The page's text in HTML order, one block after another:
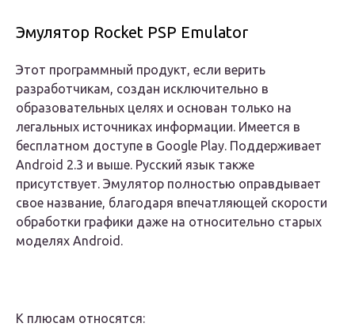
Эмулятор Rocket PSP Emulator
Этот программный продукт, если верить
разработчикам, создан исключительно в
образовательных целях и основан только на
легальных источниках информации. Имеется в
бесплатном доступе в Google Play. Поддерживает
Android 2.3 и выше. Русский язык также
присутствует. Эмулятор полностью оправдывает
свое название, благодаря впечатляющей скорости
обработки графики даже на относительно старых
моделях Android.
К плюсам относятся: